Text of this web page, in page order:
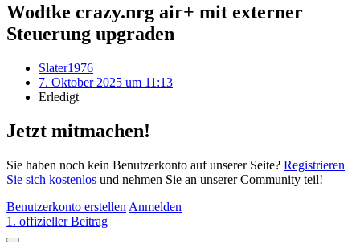
Wodtke crazy.nrg air+ mit externer
Steuerung upgraden
Slater1976
7. Oktober 2025 um 11:13
Erledigt
Jetzt mitmachen!
Sie haben noch kein Benutzerkonto auf unserer Seite? Registrieren
Sie sich kostenlos und nehmen Sie an unserer Community teil!
Benutzerkonto erstellen Anmelden
1. offizieller Beitrag